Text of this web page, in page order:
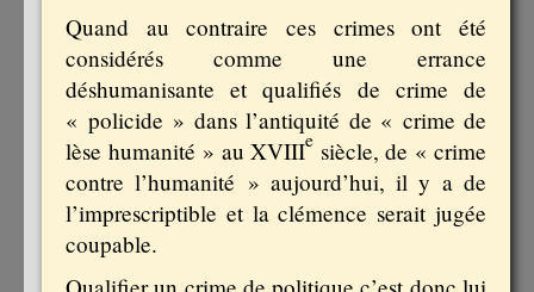
Quand au contraire ces crimes ont été
considérés comme une errance
déshumanisante et qualifiés de crime de
« policide » dans l’antiquité de « crime de
lèse humanité » au XVIIIe siècle, de « crime
contre l’humanité » aujourd’hui, il y a de
l’imprescriptible et la clémence serait jugée
coupable.